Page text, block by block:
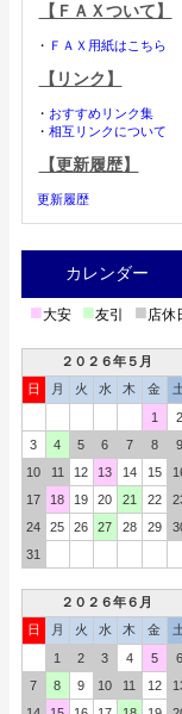
【ＦＡＸついて】
・ ＦＡＸ用紙はこちら
【リンク】
・ おすすめリンク集
・ 相互リンクについて
【更新履歴】
更新履歴
カレンダー
■大安 ■友引 ■店休
２０２６年５月
日
月 火 水 木 金
1
2
3
4 5 6 7 8
9
10
11 12 13 14 15
17
18 19 20 21 22
24
25 26 27 28 29
31
２０２６年６月
日
月 火 水 木 金
1
2 3 4 5
6
7
8 9 10 11 12